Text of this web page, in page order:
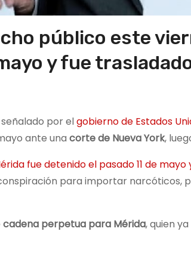
público este
y fue
señalado por elgobierno de Estados
ante una corte de Nueva York,
fue detenido el pasado 11 de
para importar narcóticos,
cadena perpetua para Mérida, quien